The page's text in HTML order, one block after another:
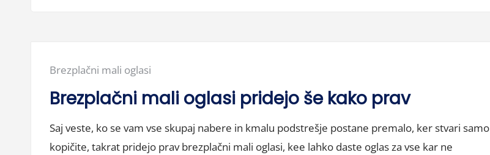
Posted
in:
Brezplačni mali oglasi
Brezplačni mali oglasi pridejo še kako prav
Saj veste, ko se vam vse skupaj nabere in kmalu podstrešje postane premalo, ker stvari samo
kopičite, takrat pridejo prav brezplačni mali oglasi, kee lahko daste oglas za vse kar ne